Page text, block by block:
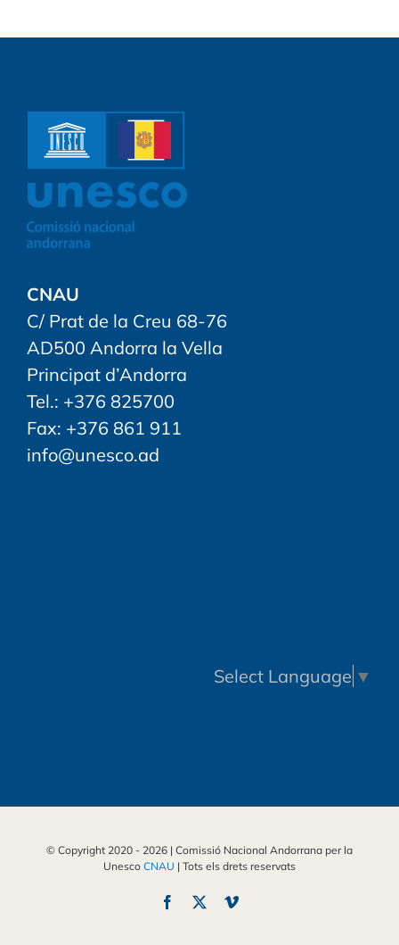
CNAU
C/ Prat de la Creu 68-76
AD500 Andorra la Vella
Principat d’Andorra
Tel.: +376 825700
Fax: +376 861 911
info@unesco.ad
Select Language ▼
© Copyright 2020 - 2026 | Comissió Nacional Andorrana per la
Unesco CNAU | Tots els drets reservats
Facebook Vimeo